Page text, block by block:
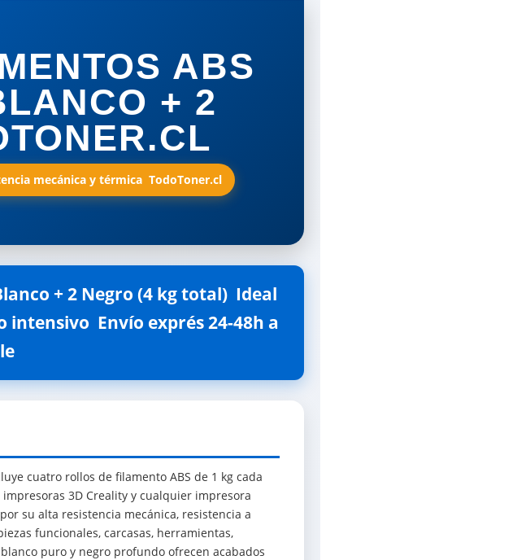
ABS
+ 2
mecánica y térmica  TodoToner.cl
+ 2 Negro (4 kg total)  Ideal
 Envío exprés 24-48h a
cuatro rollos de filamento ABS de 1 kg cada
3D Creality y cualquier impresora
su alta resistencia mecánica, resistencia a
funcionales, carcasas, herramientas,
puro y negro profundo ofrecen acabados